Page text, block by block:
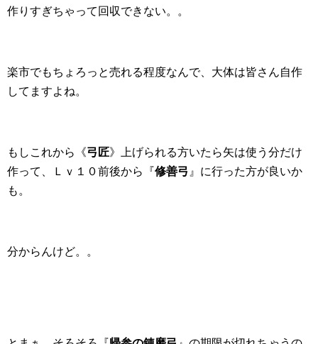
作りすぎちゃって回収できない。。
楽市でもちょろっと売れる程度なんで、大体は皆さん自作
してますよね。
もしこれから《弓匠》上げられる方いたら矢は使う分だけ
作って、Ｌｖ１０前後から『修善弓 』に行った方が良いか
も。
分からんけど。。